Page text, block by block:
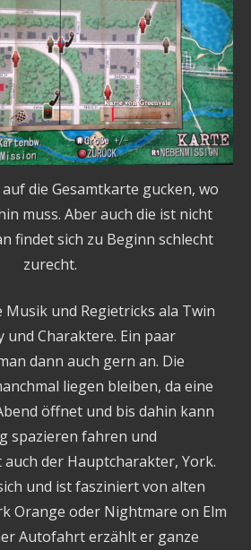
die Gesamtkarte gucken, wo
muss. Aber auch die ist nicht
findet sich zu Beginn schlecht
zurecht.
und Regietricks ala Twin
und Charaktere. Ein paar
dann auch gern an. Die
liegen bleiben, da eine
öffnet und bis dahin kann
spazieren fahren und
der Hauptcharakter, York.
und ist fasziniert von alten
Orange oder Nightmare on Elm
Autofahrt erzählt er ganze